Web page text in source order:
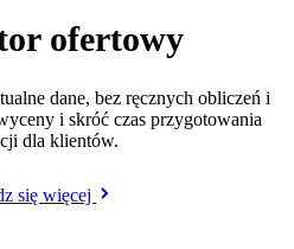
ofertowy
dane, bez ręcznych obliczeń i
i skróć czas przygotowania
dla klientów.
się więcej